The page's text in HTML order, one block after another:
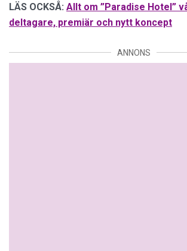
LÄS OCKSÅ: Allt om ”Paradise Hotel”
deltagare, premiär och nytt koncept
ANNONS